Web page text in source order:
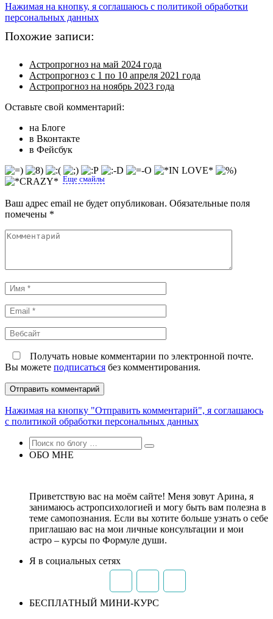
Нажимая на кнопку, я соглашаюсь с политикой обработки
персональных данных
Похожие записи:
Астропрогноз на май 2024 года
Астропрогноз с 1 по 10 апреля 2021 года
Астропрогноз на ноябрь 2023 года
Оставьте свой комментарий:
на Блоге
в Вконтакте
в Фейсбук
Еще смайлы
Ваш адрес email не будет опубликован. Обязательные поля
помечены *
Комментарий
Имя
*
Email
*
Вебсайт
Получать новые комментарии по электронной почте.
Вы можете подписаться без комментирования.
Нажимая на кнопку "Отправить комментарий", я соглашаюсь
с политикой обработки персональных данных
ОБО МНЕ
Приветствую вас на моём сайте! Меня зовут Арина, я
занимаюсь астропсихологией и могу быть вам полезна в
теме самопознания. Если вы хотите больше узнать о себе
приглашаю вас на мои личные консультации и мои
астро – курсы по Формуле души.
Я в социальных сетях
БЕСПЛАТНЫЙ МИНИ-КУРС